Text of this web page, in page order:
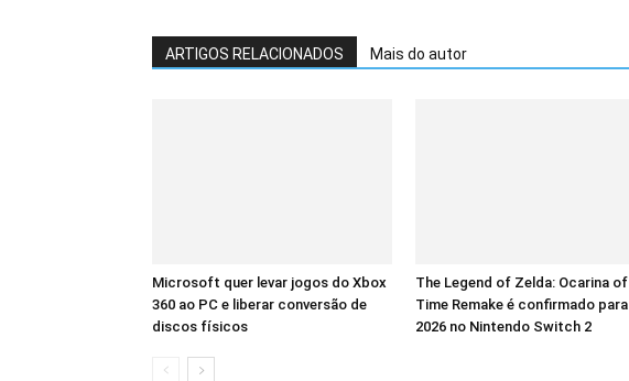
ARTIGOS RELACIONADOS Mais do autor
Microsoft quer levar jogos do Xbox
360 ao PC e liberar conversão de
discos físicos
The Legend of Zelda: Ocarina of
Time Remake é confirmado para
2026 no Nintendo Switch 2